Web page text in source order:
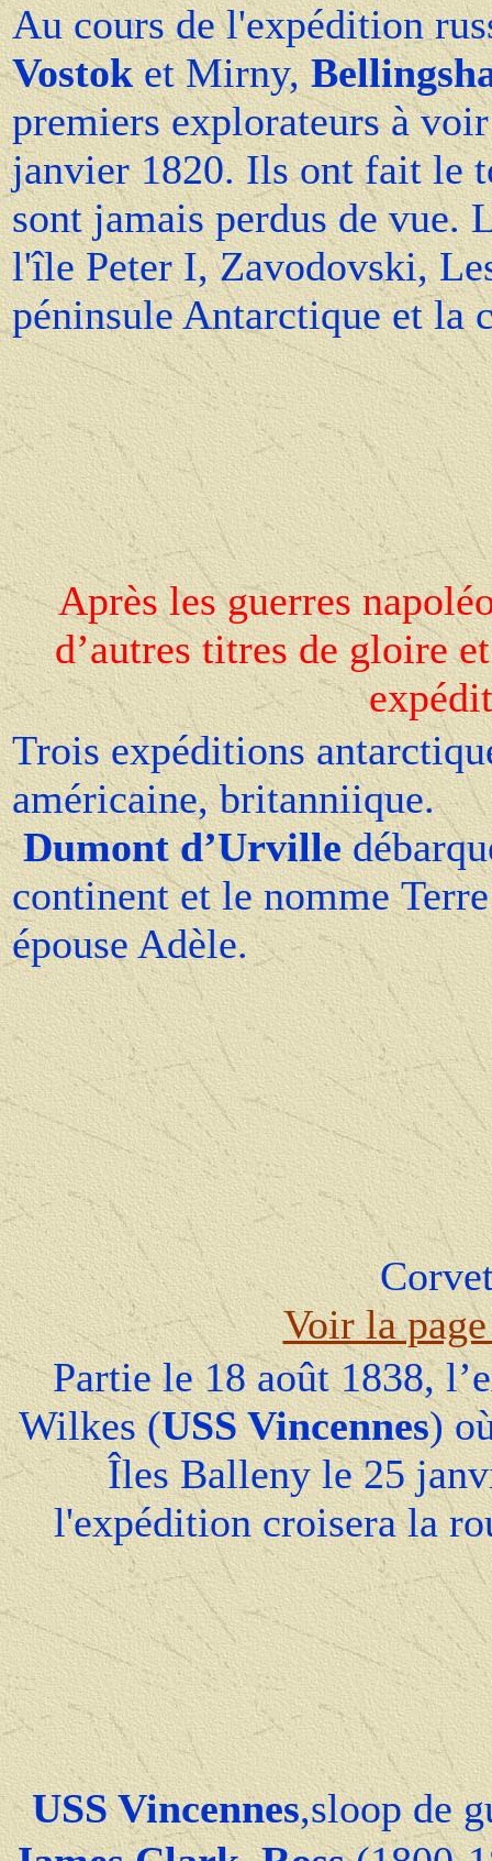
Au cours de l'expédition
Vostoket Mirny,
premiers explorateurs à
janvier 1820. Ils ont fait le
sont jamais perdus de vue.
l'île Peter I, Zavodovski,
péninsule Antarctique et la
Après les guerres
d’autres titres de gloire
Trois expéditions
américaine, britanniique.
Dumont d’Urville
continent et le nomme
épouse Adèle.
Voir la
Partie le 18 août 1838,
Wilkes (USS Vincennes)
Îles Balleny le 25
l'expédition croisera la
USS Vincennes,sloop de